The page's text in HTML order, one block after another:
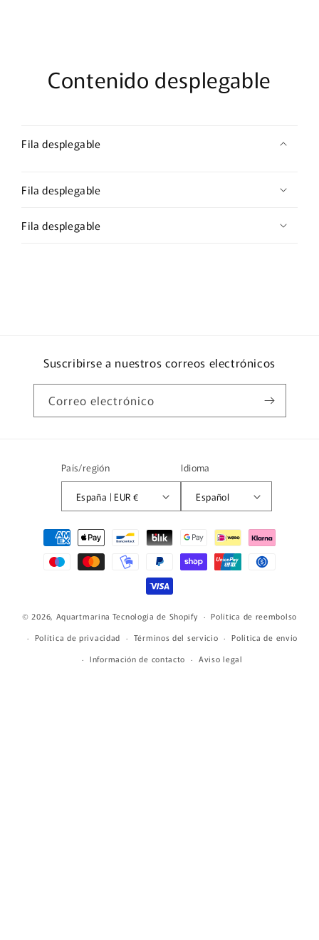
Contenido desplegable
Fila desplegable
Fila desplegable
Fila desplegable
Suscribirse a nuestros correos electrónicos
Correo electrónico
País/región
España | EUR €
Idioma
Español
Formas
© 2026, Aquartmarina Tecnología de Shopify
Política de reembolso
Política de privacidad
Términos del servicio
Política de envío
Información de contacto
Aviso legal